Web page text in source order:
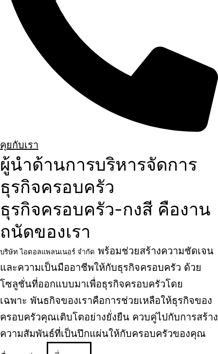
คุยกับเรา
ผู้นำด้านการบริหารจัดการ
ธุรกิจครอบครัว
ธุรกิจครอบครัว-กงสี คืองาน
ถนัดของเรา
บริษัท ไอดอลแพลนเนอร์ จำกัด พร้อมช่วยสร้างความชัดเจน
และความเป็นมืออาชีพให้กับธุรกิจครอบครัว ด้วย
โซลูชั่นที่ออกแบบมาเพื่อธุรกิจครอบครัวโดย
เฉพาะ พันธกิจของเราคือการช่วยเหลือให้ธุรกิจของ
ครอบครัวคุณเติบโตอย่างยั่งยืน ควบคู่ไปกับการสร้าง
ความสัมพันธ์ที่เป็นปึกแผ่นให้กับครอบครัวของคุณ